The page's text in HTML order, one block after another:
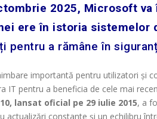
2025, Microsoft
ere în istoria sistemelor
pentru a rămâne în
importantă pentru utilizatori și
IT pentru a beneficia de cele mai
lansat oficial pe 29 iulie 2015, a
actualizări constante și un echilibru